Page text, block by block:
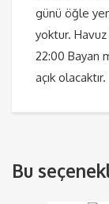
günü öğle
yoktur. Havuz
22:00 Bayan
açık olacaktır.
Bu